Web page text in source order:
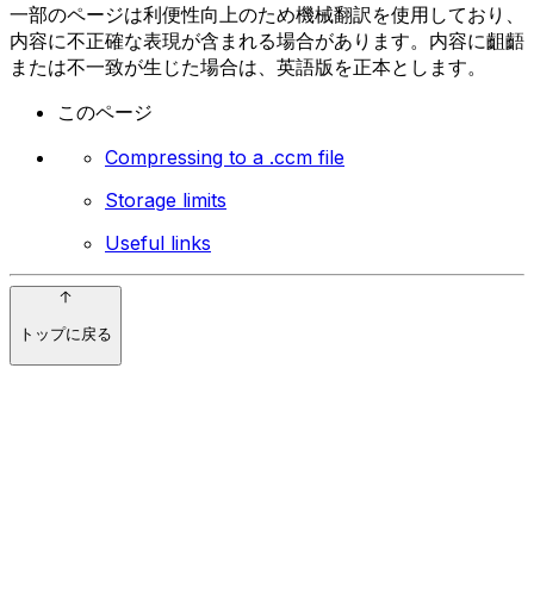
一部のページは利便性向上のため機械翻訳を使用しており、
内容に不正確な表現が含まれる場合があります。内容に齟齬
または不一致が生じた場合は、英語版を正本とします。
このページ
Compressing to a .ccm file
Storage limits
Useful links
トップに戻る